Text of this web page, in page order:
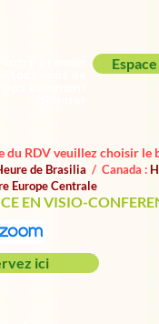
RDV veuillez choisir le
de Brasilia / Canada :
Europe Centrale
EN VISIO-
ici